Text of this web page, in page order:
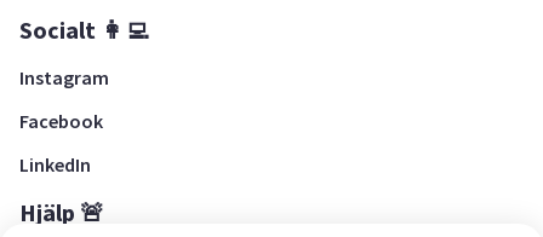
Socialt 👩‍💻
Instagram
Facebook
LinkedIn
Hjälp 🚨